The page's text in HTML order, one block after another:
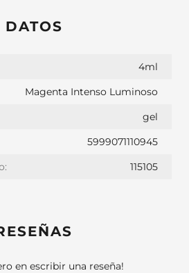
DATOS
4ml
Magenta Intenso Luminoso
gel
5999071110945
115105
en escribir una reseña!